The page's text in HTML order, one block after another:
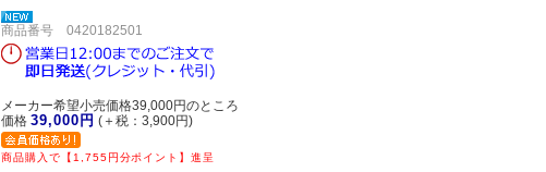
商品番号 0420182501
メーカー希望小売価格39,000円のところ
価格 39,000円 (＋税：3,900円)
商品購入で【1,755円分ポイント】進呈